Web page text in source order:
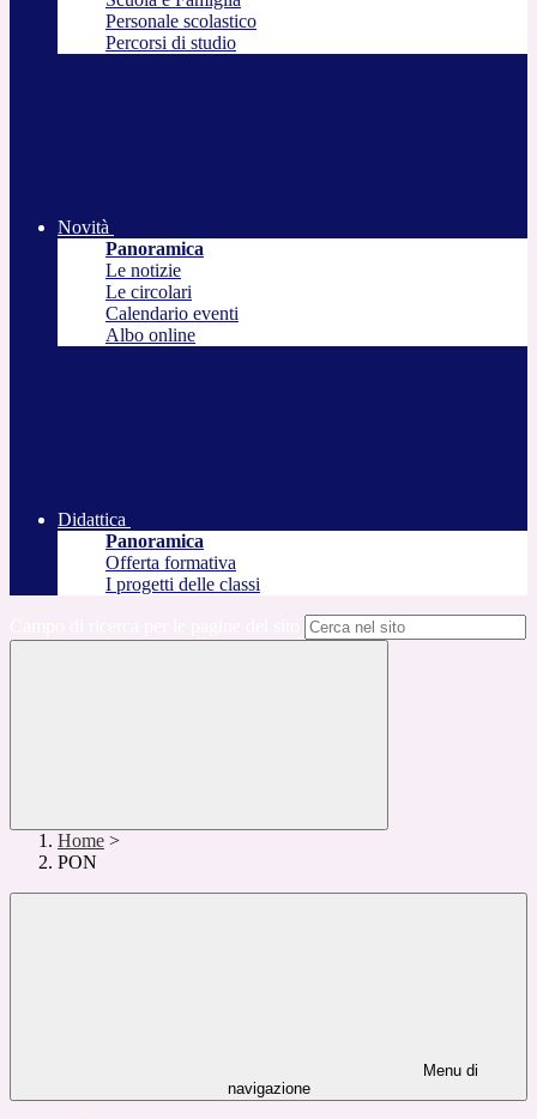
Personale scolastico
Percorsi di studio
Novità
Panoramica
Le notizie
Le circolari
Calendario eventi
Albo online
Didattica
Panoramica
Offerta formativa
I progetti delle classi
Home >
PON
Menu di
navigazione